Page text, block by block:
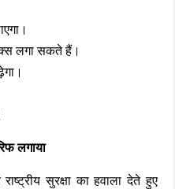
लगा सकते हैं।
लगाया
सुरक्षा का हवाला देते हुए